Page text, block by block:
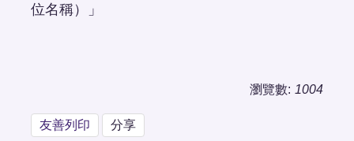
位名稱）」
瀏覽數: 1004
友善列印 分享